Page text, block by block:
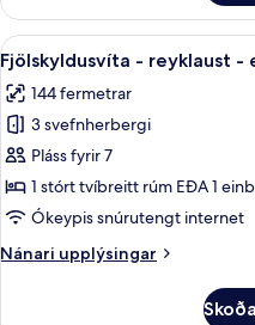
-
reyklaust
-
eldhús
Skoða
allar
myndir
fyrir
Fjölskyldusvíta
-
reyklaust
eldhús
7
Fjölskyldusvíta - reyklaust -
144 fermetrar
3 svefnherbergi
Pláss fyrir 7
1 stórt tvíbreitt rúm EÐA 1
Ókeypis snúrutengt internet
Nánari upplýsingar
Nánari